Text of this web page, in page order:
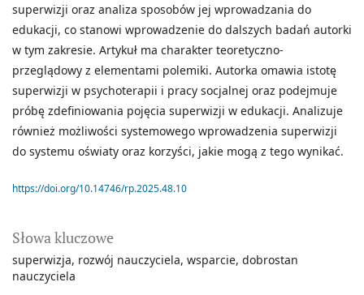
Słowa kluczowe
superwizja rozwój nauczyciela wsparcie dobrostan
nauczyciela
superwizji oraz analiza sposobów jej wprowadzania do
edukacji, co stanowi wprowadzenie do dalszych badań autorki
w tym zakresie. Artykuł ma charakter teoretyczno-
przeglądowy z elementami polemiki. Autorka omawia istotę
superwizji w psychoterapii i pracy socjalnej oraz podejmuje
próbę zdefiniowania pojęcia superwizji w edukacji. Analizuje
również możliwości systemowego wprowadzenia superwizji
do systemu oświaty oraz korzyści, jakie mogą z tego wynikać.
https://doi.org/10.14746/rp.2025.48.10